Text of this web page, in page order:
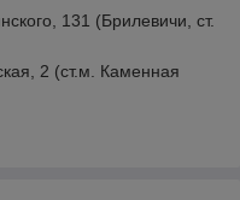
131 (Брилевичи, ст.
2 (ст.м. Каменная